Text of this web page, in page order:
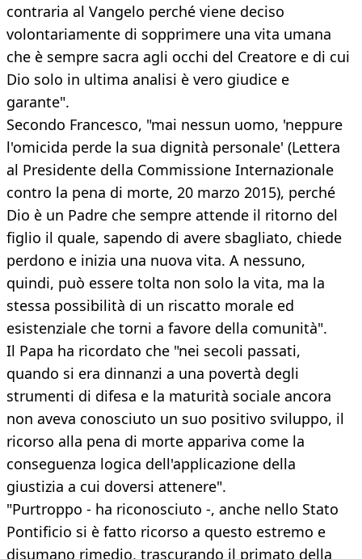
contraria al Vangelo perché viene deciso
volontariamente di sopprimere una vita umana
che è sempre sacra agli occhi del Creatore e di cui
Dio solo in ultima analisi è vero giudice e
garante".
Secondo Francesco, "mai nessun uomo, 'neppure
l'omicida perde la sua dignità personale' (Lettera
al Presidente della Commissione Internazionale
contro la pena di morte, 20 marzo 2015), perché
Dio è un Padre che sempre attende il ritorno del
figlio il quale, sapendo di avere sbagliato, chiede
perdono e inizia una nuova vita. A nessuno,
quindi, può essere tolta non solo la vita, ma la
stessa possibilità di un riscatto morale ed
esistenziale che torni a favore della comunità".
Il Papa ha ricordato che "nei secoli passati,
quando si era dinnanzi a una povertà degli
strumenti di difesa e la maturità sociale ancora
non aveva conosciuto un suo positivo sviluppo, il
ricorso alla pena di morte appariva come la
conseguenza logica dell'applicazione della
giustizia a cui doversi attenere".
"Purtroppo - ha riconosciuto -, anche nello Stato
Pontificio si è fatto ricorso a questo estremo e
disumano rimedio, trascurando il primato della